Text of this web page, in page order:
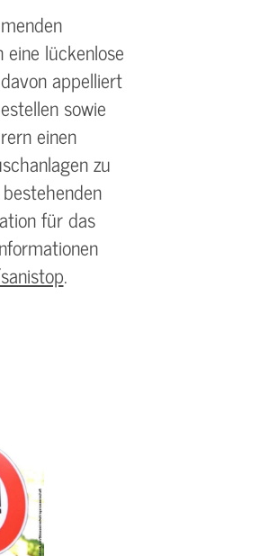
lückenlose
appelliert
sowie
einen
zu
für das
.